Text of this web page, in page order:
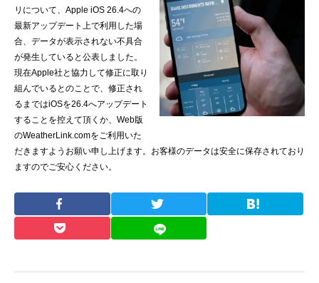
リについて、Apple iOS 26.4への
最新アップデート上で利用した場
合、データが表示されない不具合
が発生していると公表しました。
現在Apple社と協力して修正に取り
組んでいるとのことで、修正され
るまではiOSを26.4へアップデート
することを控えて頂くか、Web版
のWeatherLink.comをご利用いた
だきますようお願い申し上げます。お客様のデータは安全に保存されており
ますのでご安心ください。